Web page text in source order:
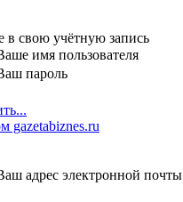
в свою учётную запись
имя пользователя
пароль
gazetabiznes.ru
адрес электронной почты